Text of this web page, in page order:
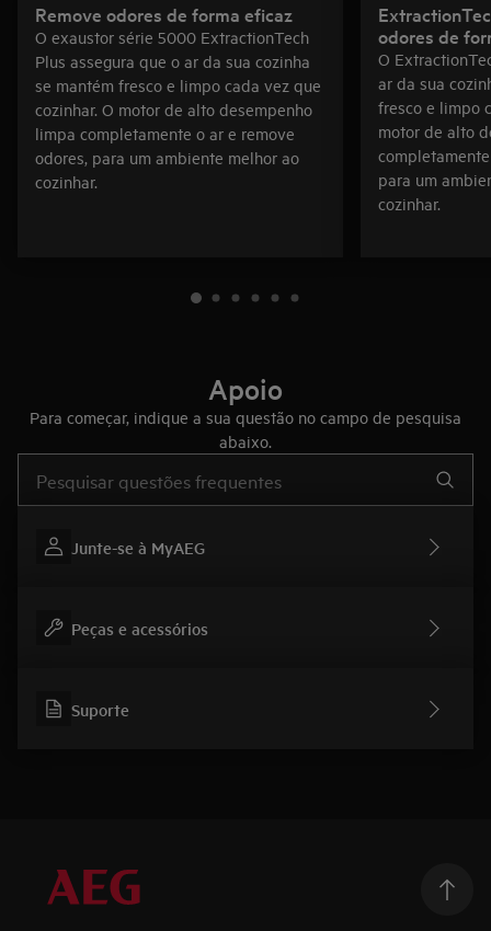
Remove odores de forma eficaz
O exaustor série 5000 ExtractionTech
Plus assegura que o ar da sua cozinha
se mantém fresco e limpo cada vez que
cozinhar. O motor de alto desempenho
limpa completamente o ar e remove
odores, para um ambiente melhor ao
cozinhar.
odores de
O
ar da sua
fresco e limpo
motor de alto
para um
cozinhar.
Apoio
Para começar, indique a sua questão no campo de pesquisa
abaixo.
Junte-se à MyAEG
Peças e acessórios
Suporte